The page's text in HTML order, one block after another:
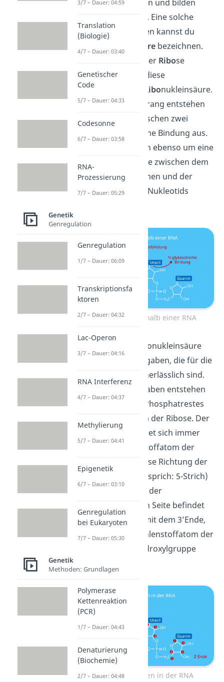
aneinandergebunden und bilden
einen langen Strang. Eine solche
Kette aus Nukleotiden kannst du
Nukleinsäure bezeichnen.
Da die RNS den Zucker Ribose
enthält, nennt man diese
Nukleinsäure auch
Ribonukleinsäure.
Damit ein solcher Strang entstehen
kann, bildet sich zwischen zwei
Nukleotiden noch eine Bindung aus.
Dabei handelt es sich ebenso um eine
Esterbindung, welche zwischen dem
Phosphatrest des einen und der
Ribose des anderen Nukleotids
Bindungen innerhalb einer RNA
Innerhalb dieser Ribonukleinsäure
gibt es Richtungsangaben, die für die
Funktion der RNA unerlässlich sind.
Diese Richtungsangaben entstehen
durch die Lage des Phosphatrestes
am Kohlenstoffatom der Ribose. Der
Phosphatrest befindet sich immer
am fünften Kohlenstoffatom der
Ribose. Daher ist diese Richtung der
RNA die
(sprich: 5-Strich)
mit dem 5’Ende. Auf der
gegenüberliegenden Seite befindet
sich die3’Richtung
mit dem 3’Ende,
denn am dritten Kohlenstoffatom der
Ribose liegt eine Hydroxylgruppe
(OH-Gruppe).
Richtungsangaben in der RNA
3/7 – Dauer: 04:59
Translation
(Biologie)
4/7 – Dauer: 03:40
Genetischer
Code
5/7 – Dauer: 04:33
Codesonne
6/7 – Dauer: 03:58
RNA-
Prozessierung
7/7 – Dauer: 05:29
Genetik
Genregulation
Genregulation
1/7 – Dauer: 06:09
Transkriptionsfa
ktoren
2/7 – Dauer: 04:32
Lac-Operon
3/7 – Dauer: 04:16
RNA Interferenz
4/7 – Dauer: 04:37
Methylierung
5/7 – Dauer: 04:41
Epigenetik
6/7 – Dauer: 03:10
Genregulation
bei Eukaryoten
7/7 – Dauer: 05:30
Genetik
Methoden: Grundlagen
Polymerase
Kettenreaktion
(PCR)
1/7 – Dauer: 04:43
Denaturierung
(Biochemie)
2/7 – Dauer: 04:48